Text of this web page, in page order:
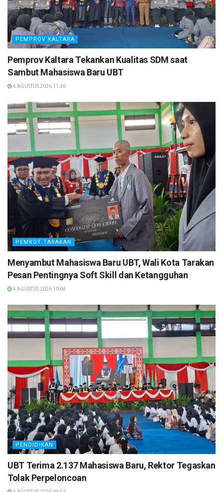
PEMPROV KALTARA
Pemprov Kaltara Tekankan Kualitas SDM saat
Sambut Mahasiswa Baru UBT
4 AGUSTUS 2026 11:36
PEMKOT TARAKAN
Menyambut Mahasiswa Baru UBT, Wali Kota Tarakan
Pesan Pentingnya Soft Skill dan Ketangguhan
4 AGUSTUS 2026 10:04
PENDIDIKAN
UBT Terima 2.137 Mahasiswa Baru, Rektor Tegaskan
Tolak Perpeloncoan